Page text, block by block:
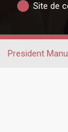
Site de
President